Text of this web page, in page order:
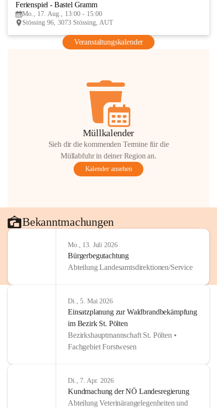
Ferienspiel - Bastel Gramm
Mo., 17. Aug., 13:00 - 15:00
Stössing 96, 3073 Stössing, AUT
Veranstaltungskalender
Müllkalender
Sieh dir die kommenden Termine für die
Müllabfuhr in deiner Region an.
Kalender ansehen
Bekanntmachungen
Mo., 13. Juli 2026
Bürgerbegutachtung
Abteilung Landesamtsdirektionen/Service
Di., 5. Mai 2026
Einsatzplanung zur Waldbrandbekämpfung
im Bezirk St. Pölten
Bezirkshauptmannschaft St. Pölten •
Fachgebiet Forstwesen
Di., 7. Apr. 2026
Kundmachung der NÖ Landesregierung
Abteilung Veterinärangelegenheiten und